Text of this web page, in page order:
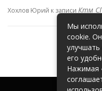
Хохлов Юрий к записи Ктм
Мы
cookie.
улучшать
его
Нажимая